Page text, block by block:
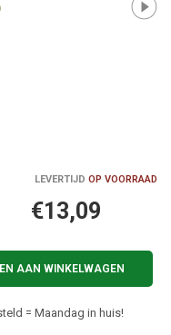
LEVERTIJD OP VOORRAAD
€13,09
AAN WINKELWAGEN
= Maandag in huis!